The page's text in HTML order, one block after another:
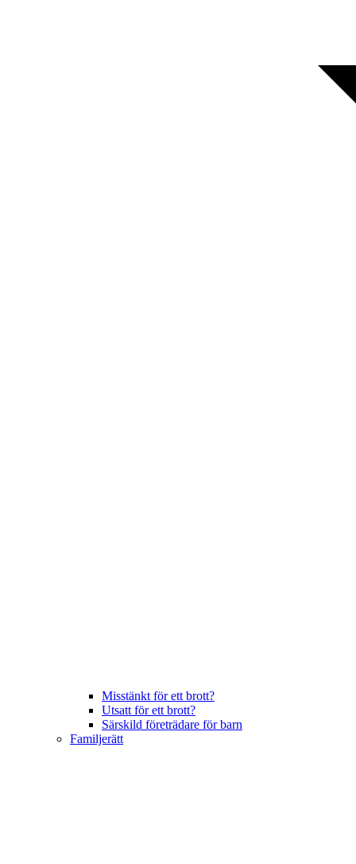
Misstänkt för ett brott?
Utsatt för ett brott?
Särskild företrädare för barn
Familjerätt